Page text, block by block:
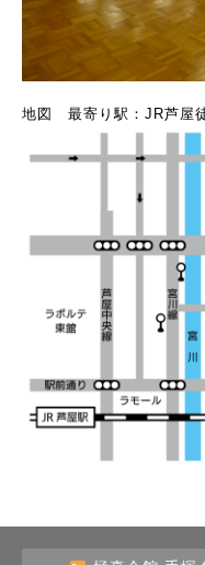
地図 最寄り駅：JR芦屋